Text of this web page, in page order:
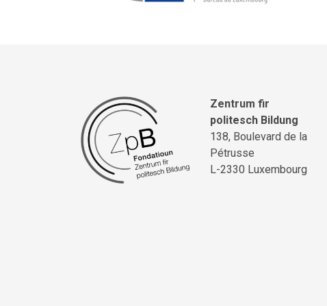
Zentrum fir
politesch Bildung
138, Boulevard de la
Pétrusse
L-2330 Luxembourg